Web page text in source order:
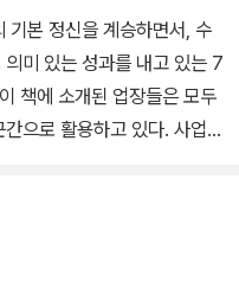
기본 정신을 계승하면서, 수
미 있는 성과를 내고 있는 7
책에 소개된 업장들은 모두
으로 활용하고 있다. 사업체